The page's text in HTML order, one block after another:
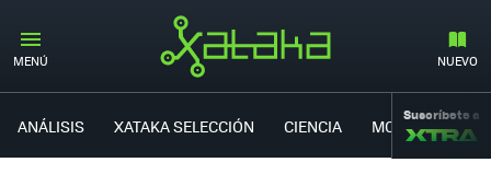
MENÚ NUEVO
ANÁLISIS XATAKA SELECCIÓN CIENCIA MOVILIDAD
Suscríbete a